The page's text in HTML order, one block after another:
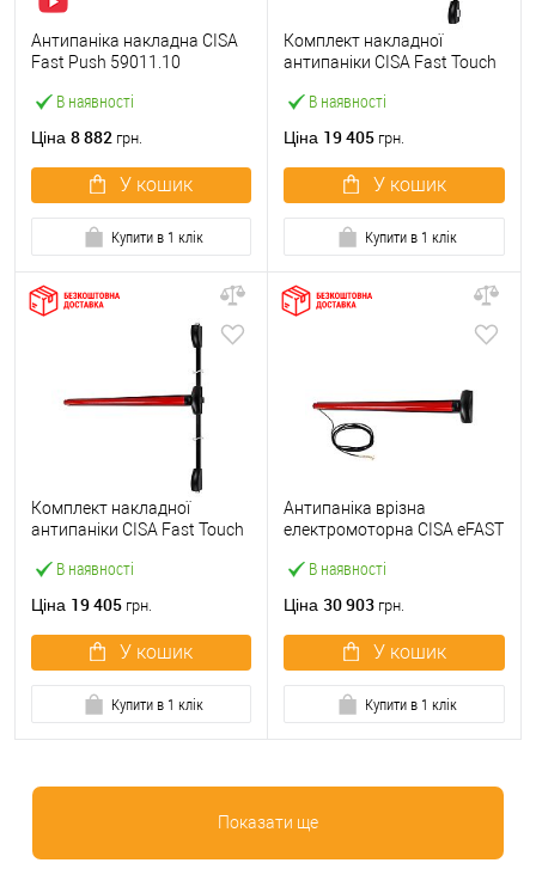
В наявності
Антипаніка накладна CISA
Fast Push 59011.10
штангою 1500 мм червона
Ціна 8 882 грн.
У кошик
Купити в 1 клік
В наявності
Комплект накладної
антипаніки CISA Fast Touch
точковий вбік червона
Ціна 19 405 грн.
У кошик
Купити в 1 клік
В наявності
Комплект накладної
антипаніки CISA Fast Touch
точковий вверх-вниз
Ціна 19 405 грн.
У кошик
Купити в 1 клік
В наявності
Антипаніка врізна
електромоторна CISA eFAST
Ціна 30 903 грн.
У кошик
Купити в 1 клік
Показати ще